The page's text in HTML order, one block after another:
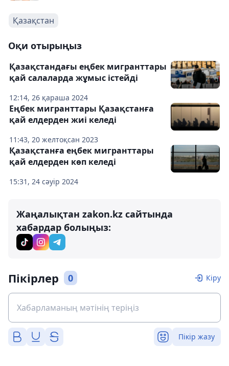
Қазақстан
Оқи отырыңыз
12:14, 26 қараша 2024
Қазақстандағы еңбек мигранттары
қай салаларда жұмыс істейді
11:43, 20 желтоқсан 2023
Еңбек мигранттары Қазақстанға
қай елдерден жиі келеді
15:31, 24 сәуір 2024
Қазақстанға еңбек мигранттары
қай елдерден көп келеді
Жаңалықтан zakon.kz сайтында
хабардар болыңыз:
Пікірлер 0 Кіру
Пікір жазу